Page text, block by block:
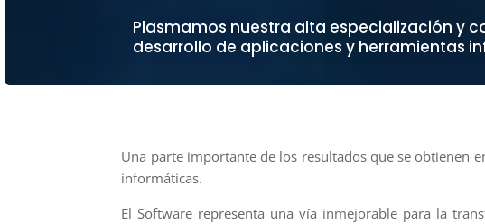
Plasmamos nuestra alta especialización y
desarrollo de aplicaciones y herramientas
Una parte importante de los resultados que se obtienen
informáticas.
El Software representa una vía inmejorable para la